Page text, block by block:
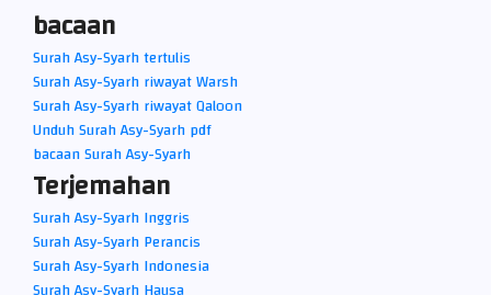
bacaan
Surah Asy-Syarh tertulis
Surah Asy-Syarh riwayat Warsh
Surah Asy-Syarh riwayat Qaloon
Unduh Surah Asy-Syarh pdf
bacaan Surah Asy-Syarh
Terjemahan
Surah Asy-Syarh Inggris
Surah Asy-Syarh Perancis
Surah Asy-Syarh Indonesia